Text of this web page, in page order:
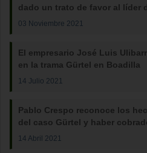
dado un trato de favor al líder
03 Noviembre 2021
El empresario José Luis
en la trama Gürtel en Boadilla
14 Julio 2021
Pablo Crespo reconoce los
del caso Gürtel y haber
14 Abril 2021